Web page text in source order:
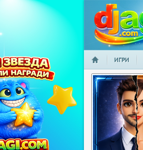
djagi.com
НАЧАЛО
ИГРИ